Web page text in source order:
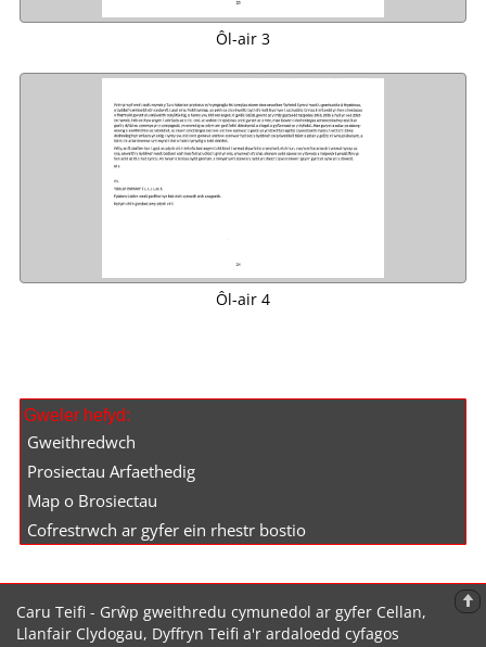
Ôl-air 3
Ôl-air 4
Gweler hefyd:
Gweithredwch
Prosiectau Arfaethedig
Map o Brosiectau
Cofrestrwch ar gyfer ein rhestr bostio
Caru Teifi - Grŵp gweithredu cymunedol ar gyfer Cellan,
Llanfair Clydogau, Dyffryn Teifi a'r ardaloedd cyfagos